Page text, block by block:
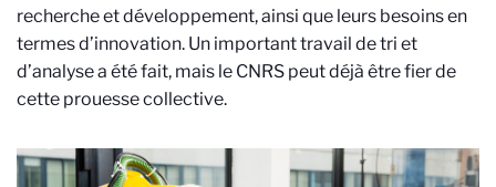
recherche et développement, ainsi que leurs besoins en
termes d’innovation. Un important travail de tri et
d’analyse a été fait, mais le CNRS peut déjà être fier de
cette prouesse collective.